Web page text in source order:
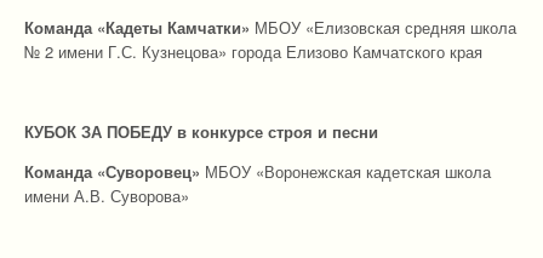
Команда «Кадеты Камчатки» МБОУ «Елизовская средняя школа
№ 2 имени Г.С. Кузнецова» города Елизово Камчатского края
КУБОК ЗА ПОБЕДУ в конкурсе строя и песни
Команда «Суворовец» МБОУ «Воронежская кадетская школа
имени А.В. Суворова»